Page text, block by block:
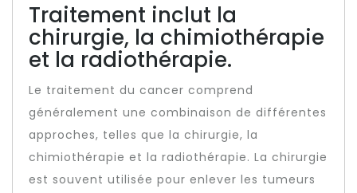
Traitement inclut la
chirurgie, la chimiothérapie
et la radiothérapie.
Le traitement du cancer comprend
généralement une combinaison de différentes
approches, telles que la chirurgie, la
chimiothérapie et la radiothérapie. La chirurgie
est souvent utilisée pour enlever les tumeurs